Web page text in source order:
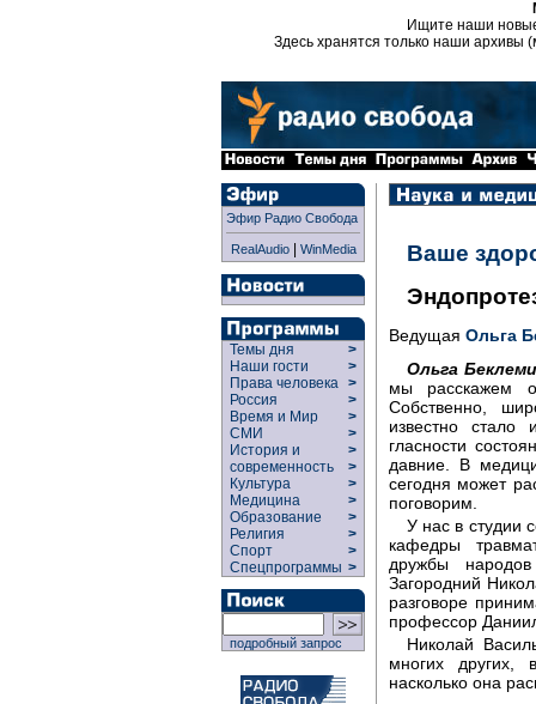
Ищите наши
Здесь хранятся только наши архивы
Эфир Радио Свобода
RealAudio| WinMedia
Темы дня
>
Наши гости
>
Права человека >
Россия
>
Время и Мир
>
СМИ
>
История и
современность
>
>
Культура
>
Медицина
>
Образование
>
Религия
>
Спорт
>
Спецпрограммы >
подробный запрос
Ваше
Ведущая Ольга
Ольга
мы расскажем
Собственно,
известно стало
гласности
давние. В
сегодня может
поговорим.
У нас в студии
кафедры
дружбы народов
Загородний
разговоре
профессор
Николай
многих других,
насколько она